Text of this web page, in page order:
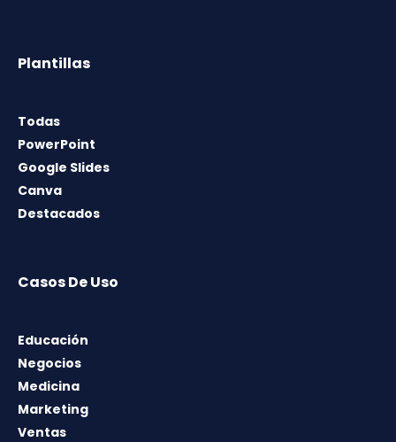
Plantillas
Todas
PowerPoint
Google Slides
Canva
Destacados
Casos De Uso
Educación
Negocios
Medicina
Marketing
Ventas